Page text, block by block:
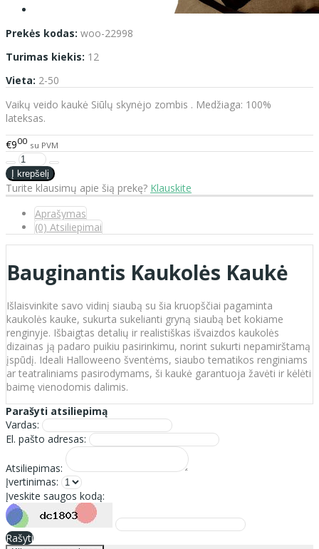
Prekės kodas: woo-22998
Turimas kiekis: 12
Vieta: 2-50
Vaikų veido kaukė Siūlų skynėjo zombis . Medžiaga: 100%
lateksas.
€900 su PVM
Turite klausimų apie šią prekę? Klauskite
Aprašymas
(0) Atsiliepimai
Bauginantis Kaukolės Kaukė
Išlaisvinkite savo vidinį siaubą su šia kruopščiai pagaminta
kaukolės kauke, sukurta sukelianti gryną siaubą bet kokiame
renginyje. Išbaigtas detalių ir realistiškas išvaizdos kaukolės
dizainas ją padaro puikiu pasirinkimu, norint sukurti nepamirštamą
įspūdį. Ideali Halloweeno šventėms, siaubo tematikos renginiams
ar teatraliniams pasirodymams, ši kaukė garantuoja žavėti ir kėlėti
baimę vienodomis dalimis.
Parašyti atsiliepimą
Vardas:
El. pašto adresas:
Atsiliepimas:
Įvertinimas:
Įveskite saugos kodą:
Rašyti